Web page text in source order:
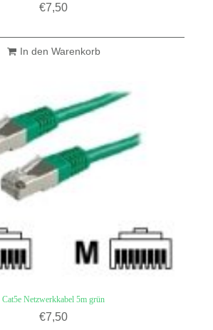
€7,50
In den Warenkorb
Cat5e Netzwerkkabel 5m grün
€7,50